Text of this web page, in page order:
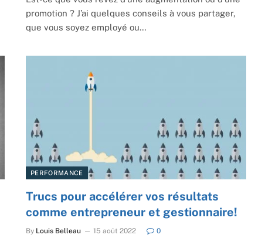
promotion ? J’ai quelques conseils à vous partager,
que vous soyez employé ou…
PERFORMANCE
Trucs pour accélérer vos résultats
comme entrepreneur et gestionnaire!
By Louis Belleau 15 août 2022 0